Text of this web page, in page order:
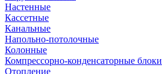
Настенные
Кассетные
Канальные
Напольно-потолочные
Колонные
Компрессорно-конденсаторные блоки
Отопление